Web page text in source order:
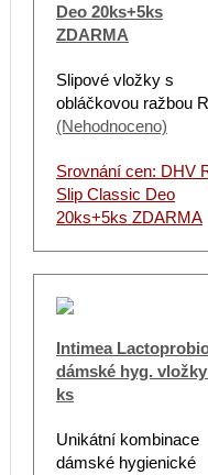
Deo 20ks+5ks
ZDARMA
Slipové vložky s
obláčkovou ražbou
(Nehodnoceno)
Srovnání cen: DHV
Slip Classic Deo
20ks+5ks ZDARMA
Intimea
dámské hyg.
ks
Unikátní kombinace
dámské hygienické